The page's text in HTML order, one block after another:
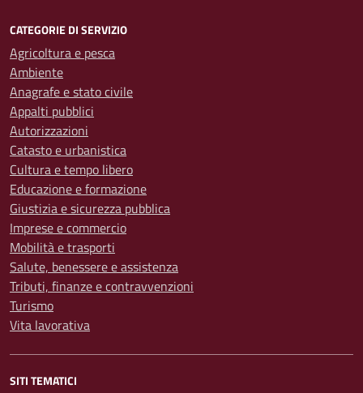
CATEGORIE DI SERVIZIO
Agricoltura e pesca
Ambiente
Anagrafe e stato civile
Appalti pubblici
Autorizzazioni
Catasto e urbanistica
Cultura e tempo libero
Educazione e formazione
Giustizia e sicurezza pubblica
Imprese e commercio
Mobilità e trasporti
Salute, benessere e assistenza
Tributi, finanze e contravvenzioni
Turismo
Vita lavorativa
SITI TEMATICI